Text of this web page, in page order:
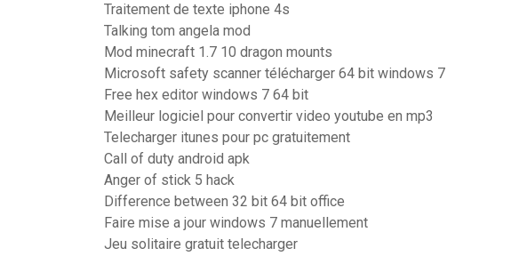
Traitement de texte iphone 4s
Talking tom angela mod
Mod minecraft 1.7 10 dragon mounts
Microsoft safety scanner télécharger 64 bit windows 7
Free hex editor windows 7 64 bit
Meilleur logiciel pour convertir video youtube en mp3
Telecharger itunes pour pc gratuitement
Call of duty android apk
Anger of stick 5 hack
Difference between 32 bit 64 bit office
Faire mise a jour windows 7 manuellement
Jeu solitaire gratuit telecharger